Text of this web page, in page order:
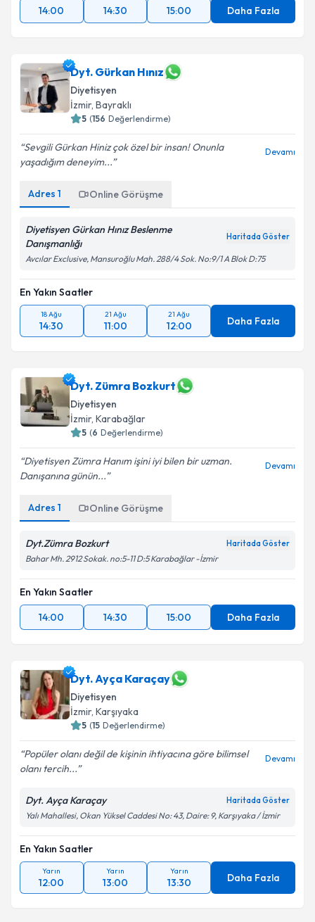
14:00
14:30 15:00 Daha Fazla
Dyt. Gürkan Hınız
Diyetisyen
İzmir, Bayraklı
5 (156 Değerlendirme)
Sevgili Gürkan Hiniz çok özel bir insan! Onunla
yaşadığım deneyim...
Devamı
Adres 1 Online Görüşme
Diyetisyen Gürkan Hınız Beslenme
Danışmanlığı
Haritada Göster
Avcılar Exclusive, Mansuroğlu Mah. 288/4 Sok. No:9/1 A Blok D:75
En Yakın Saatler
18 Ağu
14:30
21 Ağu
11:00
21 Ağu
12:00 Daha Fazla
Dyt. Zümra Bozkurt
Diyetisyen
İzmir, Karabağlar
5 (6 Değerlendirme)
Diyetisyen Zümra Hanım işini iyi bilen bir uzman.
Danışanına günün...
Devamı
Adres 1 Online Görüşme
Dyt.Zümra Bozkurt Haritada Göster
Bahar Mh. 2912 Sokak. no:5-11 D:5 Karabağlar -İzmir
En Yakın Saatler
14:00
14:30 15:00 Daha Fazla
Dyt. Ayça Karaçay
Diyetisyen
İzmir, Karşıyaka
5 (15 Değerlendirme)
Popüler olanı değil de kişinin ihtiyacına göre bilimsel
olanı tercih...
Devamı
Dyt. Ayça Karaçay Haritada Göster
Yalı Mahallesi, Okan Yüksel Caddesi No: 43, Daire: 9, Karşıyaka / İzmir
En Yakın Saatler
Yarın
12:00
Yarın
13:00
Yarın
13:30 Daha Fazla